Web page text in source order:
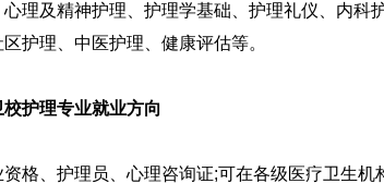
及精神护理、护理学基础、护理礼仪、内科
护理、中医护理、健康评估等。
护理专业就业方向
、护理员、心理咨询证;可在各级医疗卫生机